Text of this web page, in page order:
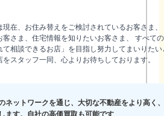
現在、お住み替えをご検討されているお客さま
客さま、住宅情報を知りたいお客さま、 すべて
て相談できるお店」を目指し努力してまいりた
スタッフ一同、心よりお待ちしております。
ネットワークを通じ、大切な不動産をより高く
ます。自社の高価買取も可能です